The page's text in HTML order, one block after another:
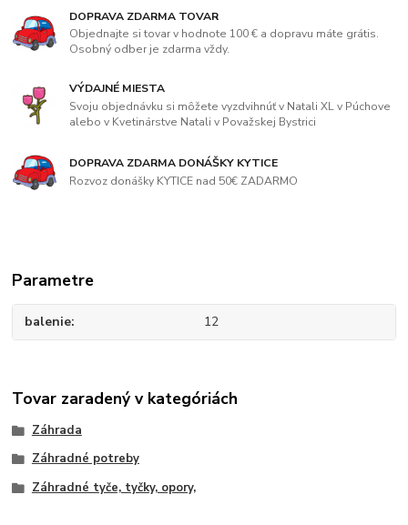
DOPRAVA ZDARMA TOVAR
Objednajte si tovar v hodnote 100 € a dopravu máte grátis.
Osobný odber je zdarma vždy.
VÝDAJNÉ MIESTA
Svoju objednávku si môžete vyzdvihnúť v Natali XL v Púchove
alebo v Kvetinárstve Natali v Považskej Bystrici
DOPRAVA ZDARMA DONÁŠKY KYTICE
Rozvoz donášky KYTICE nad 50€ ZADARMO
Parametre
balenie 12
Tovar zaradený v kategóriách
Záhrada
Záhradné potreby
Záhradné tyče, tyčky, opory,